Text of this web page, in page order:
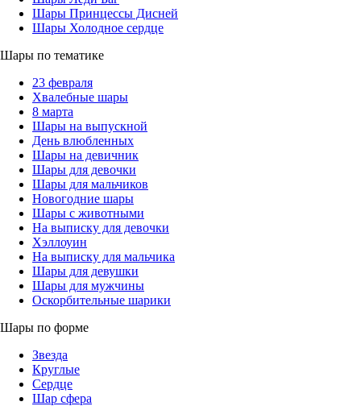
Шары Принцессы Дисней
Шары Холодное сердце
Шары по тематике
23 февраля
Хвалебные шары
8 марта
Шары на выпускной
День влюбленных
Шары на девичник
Шары для девочки
Шары для мальчиков
Новогодние шары
Шары с животными
На выписку для девочки
Хэллоуин
На выписку для мальчика
Шары для девушки
Шары для мужчины
Оскорбительные шарики
Шары по форме
Звезда
Круглые
Сердце
Шар сфера